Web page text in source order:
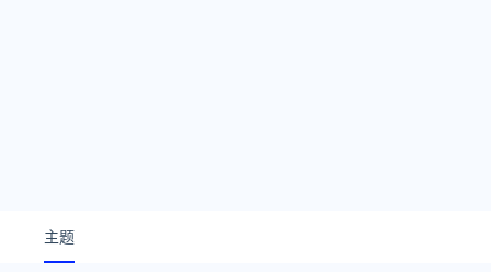
主题